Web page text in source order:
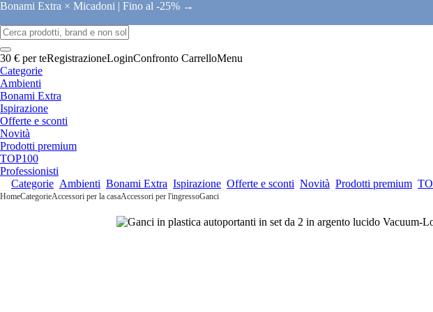
Bonami Extra × Micadoni | Fino al -25% →
30 € per teRegistrazioneLoginConfronto CarrelloMenu
Categorie
Ambienti
Bonami Extra
Ispirazione
Offerte e sconti
Novità
Prodotti premium
TOP100
Professionisti
Categorie Ambienti Bonami Extra Ispirazione Offerte e sconti Novità Prodotti premium
HomeCategorieAccessori per la casaAccessori per l'ingressoGanci